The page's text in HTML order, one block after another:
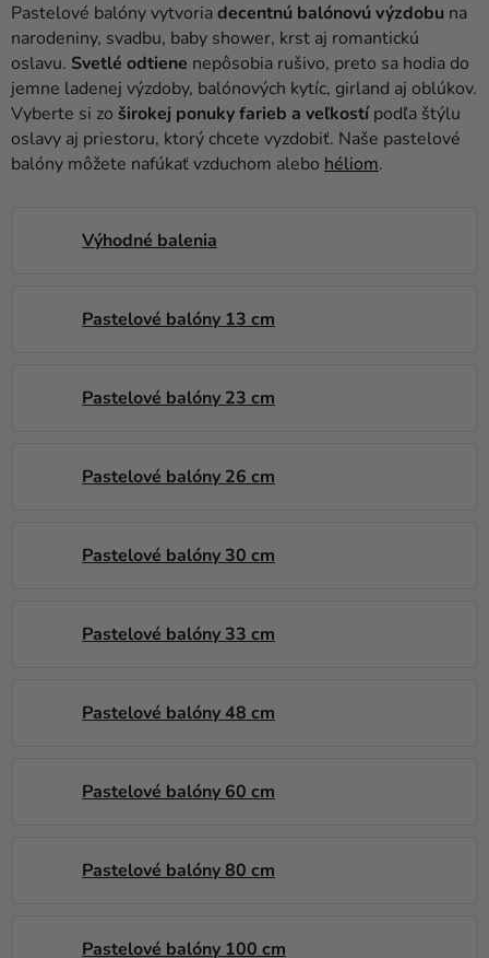
Svadba
Párty
Výzdoba
a
doplnky
kostýmy a
Oblečenie
Novinky
a merch
Kreatívne
Personalizované
Témy
Párty
Blog
Pastelové balóny vytvoriadecentnú balónovú výzdobu na
narodeniny, svadbu, baby shower, krst aj romantickú
oslavu. Svetlé odtiene nepôsobia rušivo, preto sa hodia do
jemne ladenej výzdoby, balónových kytíc, girland aj oblúkov.
Vyberte si zo širokej ponuky farieb a veľkostípodľa štýlu
oslavy aj priestoru, ktorý chcete vyzdobiť. Naše pastelové
balóny môžete nafúkať vzduchom alebo héliom.
Výhodné balenia
Pastelové balóny 13 cm
Pastelové balóny 23 cm
Pastelové balóny 26 cm
Pastelové balóny 30 cm
Pastelové balóny 33 cm
Pastelové balóny 48 cm
Pastelové balóny 60 cm
Pastelové balóny 80 cm
Pastelové balóny 100 cm